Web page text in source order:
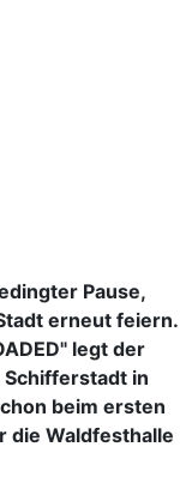
Pause,
erneut feiern.
legt der
in
beim ersten
die Waldfesthalle